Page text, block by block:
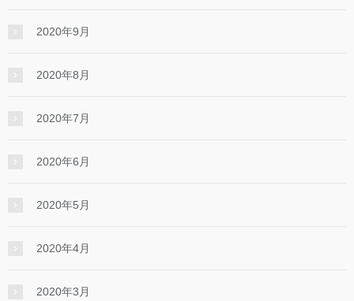
2020年9月
2020年8月
2020年7月
2020年6月
2020年5月
2020年4月
2020年3月